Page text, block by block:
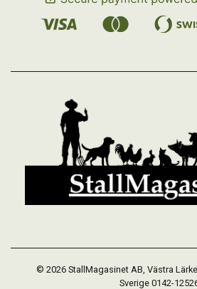
© 2026 StallMagasinet AB, Västra
Sverige 0142-